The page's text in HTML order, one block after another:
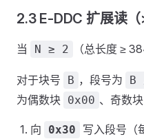
2.3 E-DDC 扩展读（
当 N ≥ 2 （总长度 ≥
对于块号 B ，段号为 B
为偶数块 0x00 、奇数块
向 0x30
写入段号（